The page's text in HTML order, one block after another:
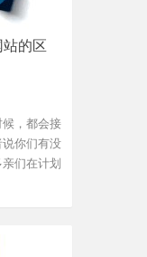
站的区
，都会接
你们有没
们在计划